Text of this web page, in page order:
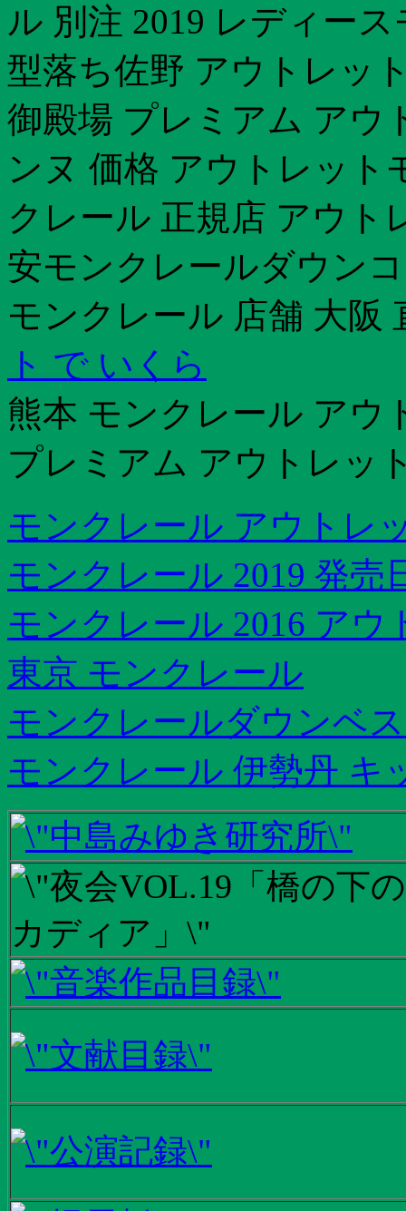
ル 別注 2019 レディー
型落ち佐野 アウトレッ
御殿場 プレミアム アウ
ンヌ 価格 アウトレット
クレール 正規店 アウト
安モンクレールダウン
モンクレール 店舗 大阪
ト で いくら
熊本 モンクレール アウ
プレミアム アウトレッ
モンクレール アウトレ
モンクレール 2019 発売
モンクレール 2016 アウ
東京 モンクレール
モンクレールダウンベ
モンクレール 伊勢丹 キ